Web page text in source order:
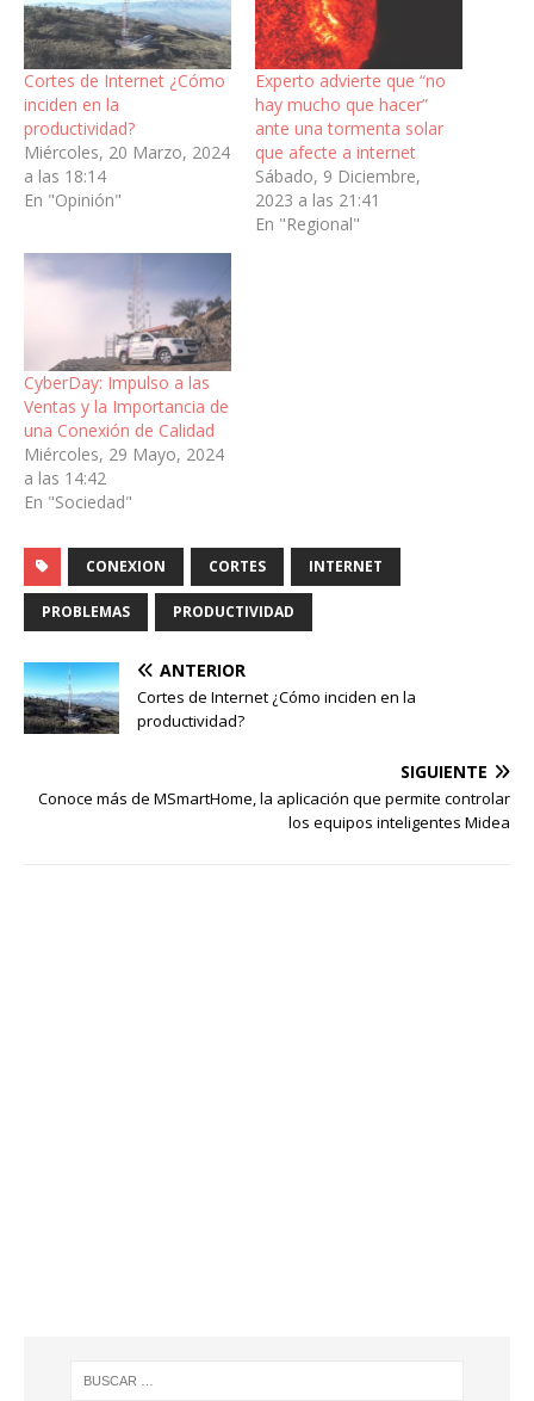
Cortes de Internet ¿Cómo
inciden en la
productividad?
Miércoles, 20 Marzo, 2024
a las 18:14
En "Opinión"
Experto advierte que “no
hay mucho que hacer”
ante una tormenta solar
que afecte a internet
Sábado, 9 Diciembre,
2023 a las 21:41
En "Regional"
CyberDay: Impulso a las
Ventas y la Importancia de
una Conexión de Calidad
Miércoles, 29 Mayo, 2024
a las 14:42
En "Sociedad"
CONEXION CORTES INTERNET
PROBLEMAS PRODUCTIVIDAD
ANTERIOR
Cortes de Internet ¿Cómo inciden en la
productividad?
SIGUIENTE
Conoce más de MSmartHome, la aplicación que permite controlar
los equipos inteligentes Midea